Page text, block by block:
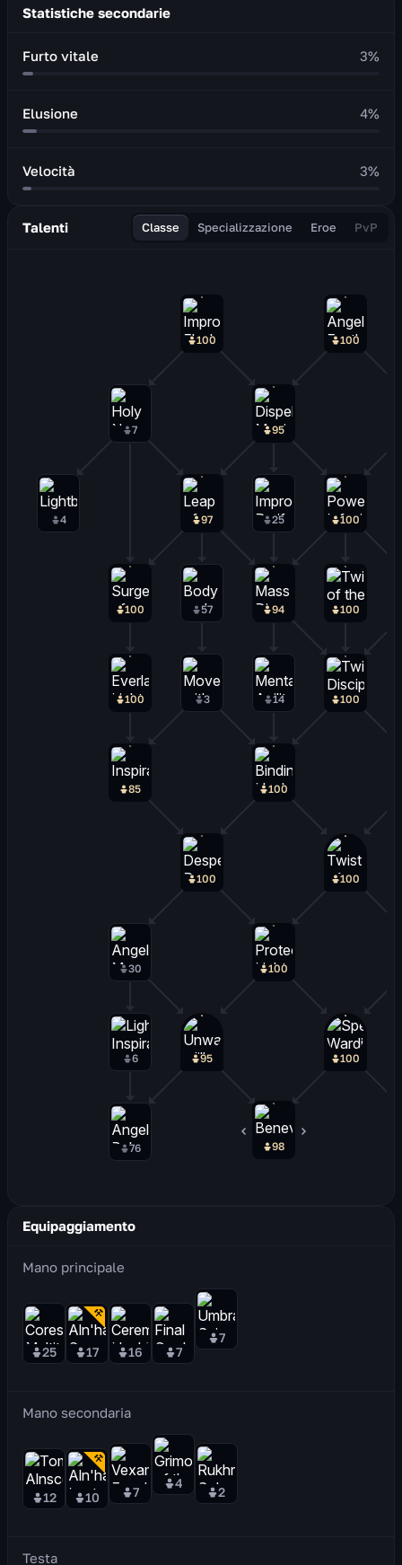
Statistiche secondarie
Furto vitale 3%
Elusione 4%
Velocità 3%
Talenti Classe Specializzazione Eroe PvP
100
100
100
100
100
100
100
100
100
100 100
100
98
97
95
95
94
85
76
57
30
25
14
7
6
4
3
Equipaggiamento
Mano principale
25 17 16 7
7
Mano secondaria
12 10 7
4
2
Testa